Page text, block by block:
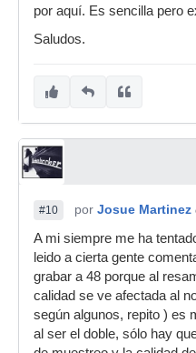
por aquí. Es sencilla pero
Saludos.
#10 por Josue Martinez
A mi siempre me ha
leido a cierta gente
grabar a 48 porque al
calidad se ve afectada al
según algunos, repito ) es
al ser el doble, sólo hay